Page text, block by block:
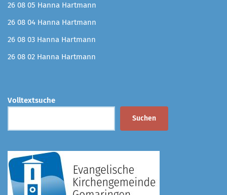
26 08 05 Hanna Hartmann
26 08 04 Hanna Hartmann
26 08 03 Hanna Hartmann
26 08 02 Hanna Hartmann
Volltextsuche
Suchen